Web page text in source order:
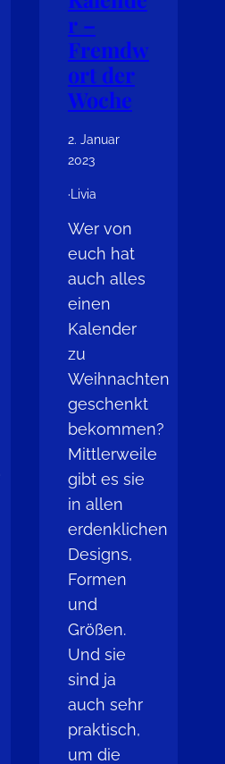
r –
Fremdw
ort der
Woche
2. Januar
2023
·Livia
Wer von
euch hat
auch alles
einen
Kalender
zu
Weihnachten
geschenkt
bekommen?
Mittlerweile
gibt es sie
in allen
erdenklichen
Designs,
Formen
und
Größen.
Und sie
sind ja
auch sehr
praktisch,
um die